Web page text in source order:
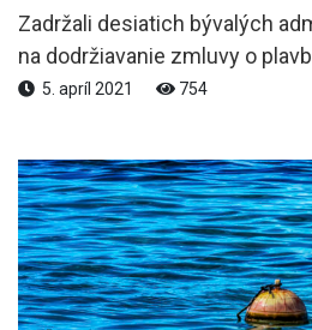
Zadržali desiatich bývalých
na dodržiavanie zmluvy o
5. apríl 2021 754